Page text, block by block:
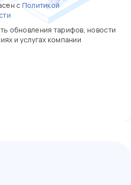
с Политикой
обновления тарифов, новости
и услугах компании